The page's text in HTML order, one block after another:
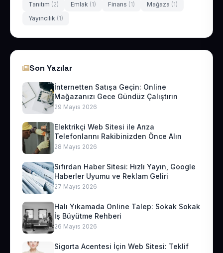
Tanıtım (2) Emlak (1) Finans (1) Mağaza (1)
Yayıncılık (1)
Son Yazılar
İnternetten Satışa Geçin: Online
Mağazanızı Gece Gündüz Çalıştırın
29 Mayıs 2026
Elektrikçi Web Sitesi ile Arıza
Telefonlarını Rakibinizden Önce Alın
28 Mayıs 2026
Sıfırdan Haber Sitesi: Hızlı Yayın, Google
Haberler Uyumu ve Reklam Geliri
27 Mayıs 2026
Halı Yıkamada Online Talep: Sokak Sokak
İş Büyütme Rehberi
26 Mayıs 2026
Sigorta Acentesi İçin Web Sitesi: Teklif